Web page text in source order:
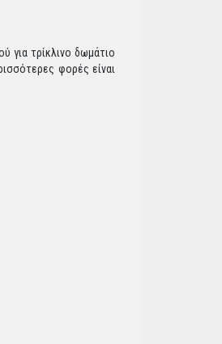
για τρίκλινο δωμάτιο
φορές είναι